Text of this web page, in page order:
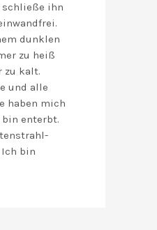
ihn
dunklen
zu heiß
zu kalt.
und alle
haben mich
enterbt.
bin